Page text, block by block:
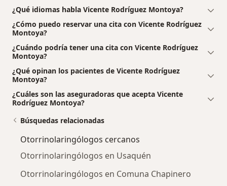
¿Qué idiomas habla Vicente Rodríguez Montoya?
¿Cómo puedo reservar una cita con Vicente Rodríguez
Montoya?
¿Cuándo podría tener una cita con Vicente Rodríguez
Montoya?
¿Qué opinan los pacientes de Vicente Rodríguez
Montoya?
¿Cuáles son las aseguradoras que acepta Vicente
Rodríguez Montoya?
Búsquedas relacionadas
Otorrinolaringólogos cercanos
Otorrinolaringólogos en Usaquén
Otorrinolaringólogos en Comuna Chapinero